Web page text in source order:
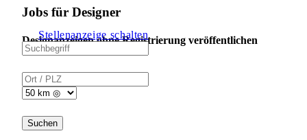
Jobs für Designer
Designanzeigen ohne Registrierung veröffentlichen
Stellenanzeige schalten